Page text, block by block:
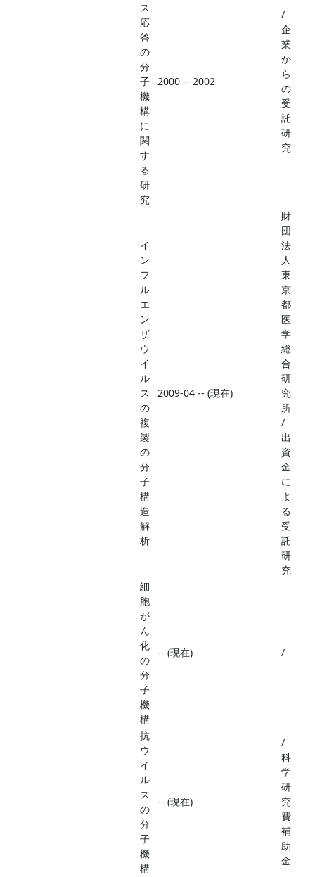
ス
応
答
の
分
子
機
構
に
関
す
る
研
究
2000 -- 2002
/
企
業
か
ら
の
受
託
研
究
イ
ン
フ
ル
エ
ン
ザ
ウ
イ
ル
ス
の
複
製
の
分
子
構
造
解
析
2009-04 -- (現在)
財
団
法
人
東
京
都
医
学
総
合
研
究
所
/
出
資
金
に
よ
る
受
託
研
究
細
胞
が
ん
化
の
分
子
機
構
-- (現在) /
抗
ウ
イ
ル
ス
の
分
子
機
構
-- (現在)
/
科
学
研
究
費
補
助
金